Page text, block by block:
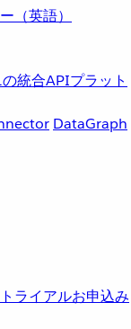
（英語）
統合APIプラット
DataGraph
ライアルお申込み